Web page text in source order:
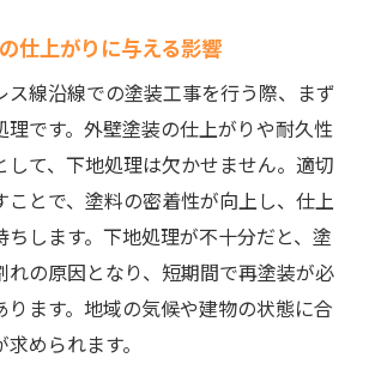
仕上がりに与える影響
ス線沿線での塗装工事を行う際、まず
理です。外壁塗装の仕上がりや耐久性
して、下地処理は欠かせません。適切
ことで、塗料の密着性が向上し、仕上
します。下地処理が不十分だと、塗
れの原因となり、短期間で再塗装が必
ります。地域の気候や建物の状態に合
められます。